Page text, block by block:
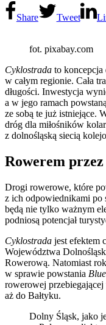
Share Tweet
fot. pixabay.com
Cyklostrada to koncepcja
w całym regionie. Cała
długości. Inwestycja
a w jego ramach
ze sobą te już istniejące.
dróg dla miłośników
z dolnośląską siecią
Rowerem
Drogi rowerowe, które
z ich odpowiednikami po
będą nie tylko ważnym
podniosą potencjał
Cyklostrada jest efektem
Województwa
Rowerową. Natomiast
w sprawie powstania
rowerowej
aż do Bałtyku.
Dolny Śląsk, jako